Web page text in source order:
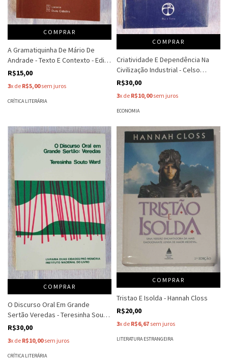
COMPRAR
A Gramatiquinha De Mário De
Andrade - Texto E Contexto - Edith
Pimentel Pinto
R$15,00
3x de R$5,00sem juros
CRÍTICA LITERÁRIA
COMPRAR
Criatividade E Dependência Na
Civilização Industrial - Celso
Furtado
R$30,00
3x de R$10,00sem juros
ECONOMIA
COMPRAR
O Discurso Oral Em Grande
Sertão Veredas - Teresinha Souto
Ward
R$30,00
3x de R$10,00sem juros
CRÍTICA LITERÁRIA
COMPRAR
Tristao E Isolda - Hannah Closs
R$20,00
3x de R$6,67 sem juros
LITERATURA ESTRANGEIRA